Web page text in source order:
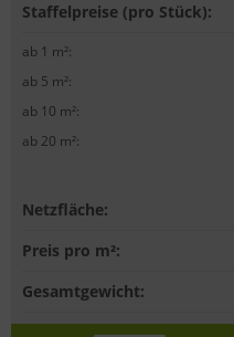
Staffelpreise (pro Stück):
ab 1 m²:
ab 5 m²:
ab 10 m²:
ab 20 m²:
Netzfläche:
Preis pro m²:
Gesamtgewicht: